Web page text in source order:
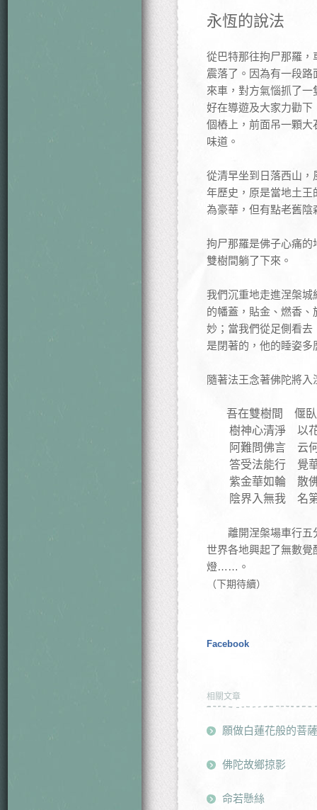
永恆的說法
從巴特那往拘尸那羅
震落了。因為有一段
來車，對方氣惱抓了
好在導遊及大家力勸
個樁上，前面吊一顆
味道。
從清早坐到日落西山
年歷史，原是當地土
為豪華，但有點老舊
拘尸那羅是佛子心痛
雙樹間躺了下來。
我們沉重地走進涅槃
的幡蓋，貼金、燃香
妙；當我們從足側看
是閉著的，他的睡姿
隨著法王念著佛陀將
吾在雙樹間 偃臥
樹神心清淨 以花
阿難問佛言 云何
答受法能行 覺華
紫金華如輪 散佛
陰界入無我 名第
離開涅槃場車行五分
世界各地興起了無數
燈……。
（下期待續）
Facebook
相關文章
願做白蓮花般的菩薩
佛陀故鄉掠影
命若懸絲